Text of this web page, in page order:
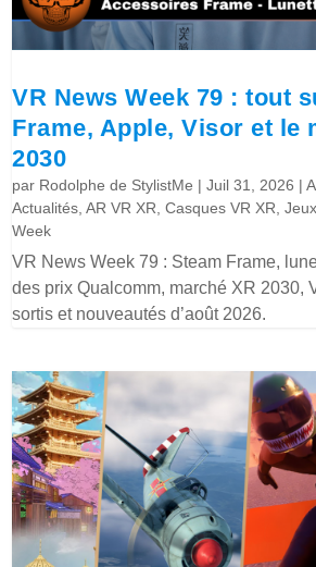
VR News Week 79 : tout
Frame, Apple, Visor et le
2030
par Rodolphe de StylistMe |Juil 31, 2026 |
Actualités,AR VR XR,Casques VR XR,
Week
VR News Week 79 : Steam Frame,
des prix Qualcomm, marché XR 2030,
sortis et nouveautés d’août 2026.